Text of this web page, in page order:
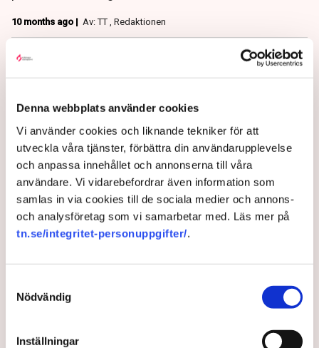
Denna webbplats använder cookies
Vi använder cookies och liknande tekniker för att
utveckla våra tjänster, förbättra din användarupplevelse
och anpassa innehållet och annonserna till våra
användare. Vi vidarebefordrar även information som
samlas in via cookies till de sociala medier och annons-
och analysföretag som vi samarbetar med. Läs mer på
tn.se/integritet-personuppgifter/.
Nödvändig
Inställningar
10 months ago | Av: TT , Redaktionen
Byggkrisen: Här är projekten
materialpriser riskerar att stoppa flera stora
går ut över alla”, säger vd:n Catharina Elmsäter-Svärd,